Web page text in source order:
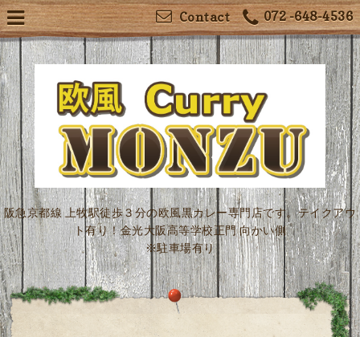
072 -648-4536
Contact
阪急京都線 上牧駅徒歩３分の欧風黒カレー専門店です。テイクアウ
ト有り！金光大阪高等学校正門 向かい側
※駐車場有り